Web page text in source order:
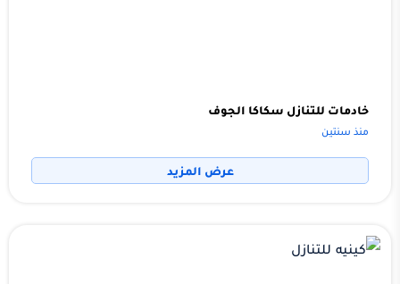
خادمات للتنازل سكاكا الجوف
منذ سنتين
عرض المزيد